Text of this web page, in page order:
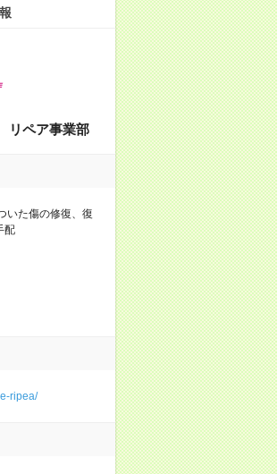
リペア事業部
いた傷の修復、復
配
ripea/